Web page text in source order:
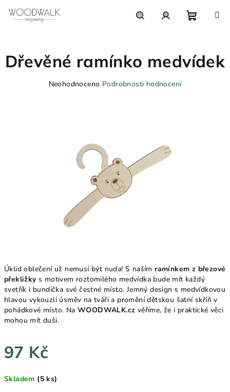
košík
Úklid oblečení už nemusí být nuda! S naším ramínkem z březové
překližky s motivem roztomilého medvídka bude mít každý
svetřík i bundička své čestné místo. Jemný design s medvídkovou
hlavou vykouzlí úsměv na tváři a promění dětskou šatní skříň v
pohádkové místo. Na WOODWALK.cz věříme, že i praktické věci
mohou mít duši.
97 Kč
cena:
Skladem (5 ks)
Dřevěné ramínko medvídek
Průměrné
hvězdiček.
Neohodnoceno Podrobnosti hodnocení